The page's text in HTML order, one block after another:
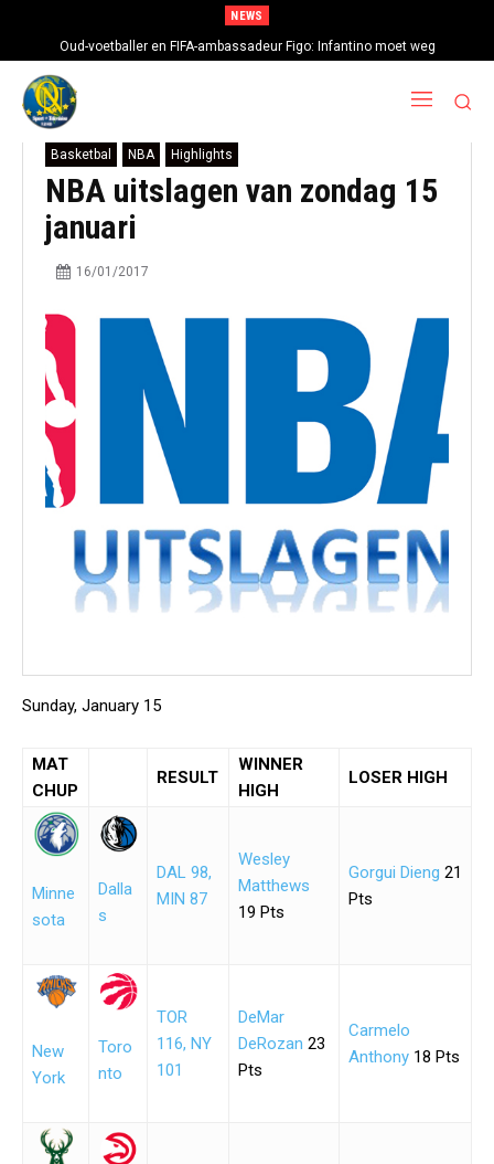
NEWS
Oud-voetballer en FIFA-ambassadeur Figo: Infantino moet weg
Basketbal NBA Highlights
NBA uitslagen van zondag 15
januari
16/01/2017
Sunday, January 15
MAT
CHUP
RESULT
WINNER
HIGH
LOSER HIGH
Minne
sota
Dalla
s
DAL 98,
MIN 87
Wesley
Matthews
19 Pts
Gorgui Dieng 21
Pts
New
York
Toro
nto
TOR
116, NY
101
DeMar
DeRozan 23
Pts
Carmelo
Anthony 18 Pts